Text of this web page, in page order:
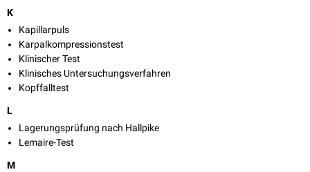
K
Kapillarpuls
Karpalkompressionstest
Klinischer Test
Klinisches Untersuchungsverfahren
Kopffalltest
L
Lagerungsprüfung nach Hallpike
Lemaire-Test
M